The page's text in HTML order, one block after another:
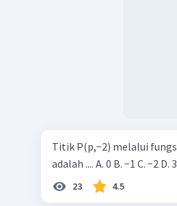
Titik P(p,−2) melalui
adalah .... A. 0 B. −1 C. −2 D.
23 4.5